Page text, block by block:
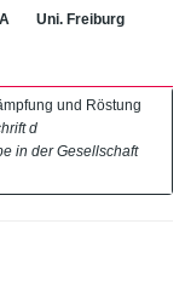
Uni. Freiburg
und Röstung
d
in der Gesellschaft